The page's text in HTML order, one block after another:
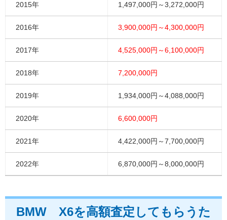
2015年 1,497,000円～3,272,000円
2016年 3,900,000円～4,300,000円
2017年 4,525,000円～6,100,000円
2018年 7,200,000円
2019年 1,934,000円～4,088,000円
2020年 6,600,000円
2021年 4,422,000円～7,700,000円
2022年 6,870,000円～8,000,000円
BMW X6を高額査定してもらうた